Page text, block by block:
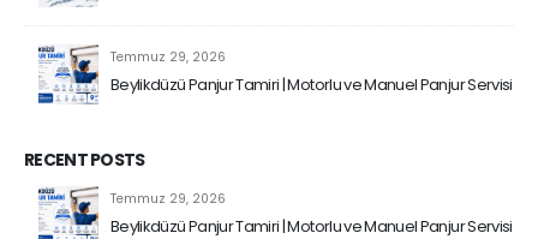
Temmuz 29, 2026
Beylikdüzü Panjur Tamiri | Motorlu ve Manuel Panjur Servisi
RECENT POSTS
Temmuz 29, 2026
Beylikdüzü Panjur Tamiri | Motorlu ve Manuel Panjur Servisi